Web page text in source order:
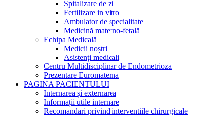
Spitalizare de zi
Fertilizare in vitro
Ambulator de specialitate
Medicină materno-fetală
Echipa Medicală
Medicii noștri
Asistenți medicali
Centru Multidisciplinar de Endometrioza
Prezentare Euromaterna
PAGINA PACIENTULUI
Internarea și externarea
Informații utile internare
Recomandari privind interventiile chirurgicale